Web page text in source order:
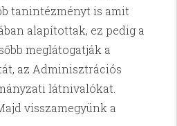
tanintézményt is amit
alapítottak, ez pedig a
meglátogatják a
az Adminisztrációs
látnivalókat.
visszamegyünk a